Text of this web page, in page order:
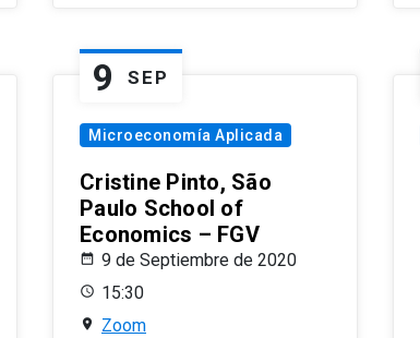
9 SEP
Microeconomía Aplicada
Cristine Pinto, São
Paulo School of
Economics – FGV
9 de Septiembre de 2020
15:30
Zoom